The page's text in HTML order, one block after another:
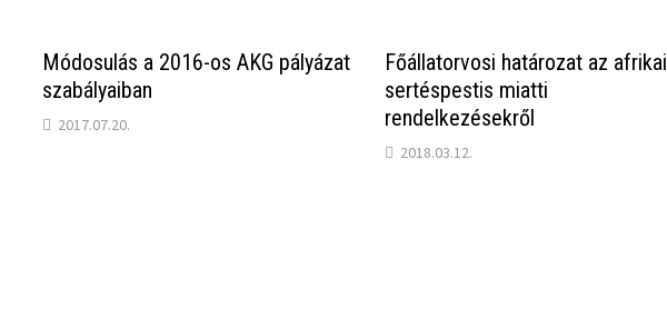
Módosulás a 2016-os AKG pályázat
szabályaiban
2017.07.20.
Főállatorvosi határozat az afrikai
sertéspestis miatti
rendelkezésekről
2018.03.12.